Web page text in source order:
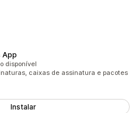
App
disponível
caixas de assinatura e pacotes
Instalar